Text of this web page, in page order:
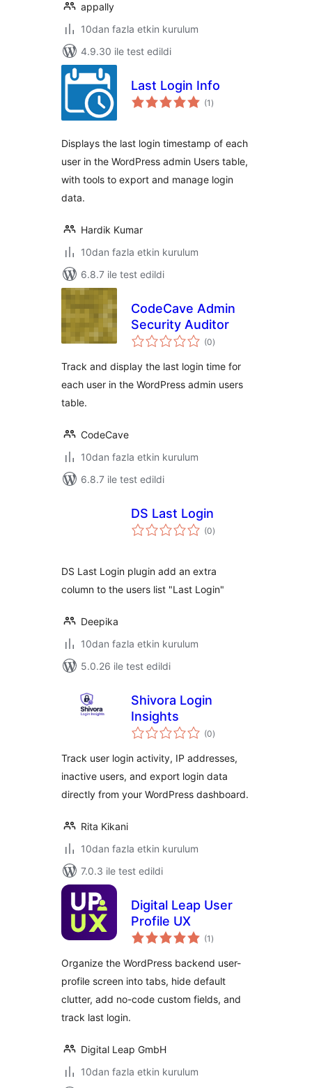
appally
10dan fazla etkin kurulum
4.9.30 ile test edildi
Last Login Info
(1 toplam
puan
)
Displays the last login timestamp of each
user in the WordPress admin Users table,
with tools to export and manage login
data.
Hardik Kumar
10dan fazla etkin kurulum
6.8.7 ile test edildi
CodeCave Admin
Security Auditor
(0toplam
puan
)
Track and display the last login time for
each user in the WordPress admin users
table.
CodeCave
10dan fazla etkin kurulum
6.8.7 ile test edildi
DS Last Login
(0toplam
puan
)
DS Last Login plugin add an extra
column to the users list "Last Login"
Deepika
10dan fazla etkin kurulum
5.0.26 ile test edildi
Shivora Login
Insights
(0toplam
puan
)
Track user login activity, IP addresses,
inactive users, and export login data
directly from your WordPress dashboard.
Rita Kikani
10dan fazla etkin kurulum
7.0.3 ile test edildi
Digital Leap User
Profile UX
(1 toplam
puan
)
Organize the WordPress backend user-
profile screen into tabs, hide default
clutter, add no-code custom fields, and
track last login.
Digital Leap GmbH
10dan fazla etkin kurulum